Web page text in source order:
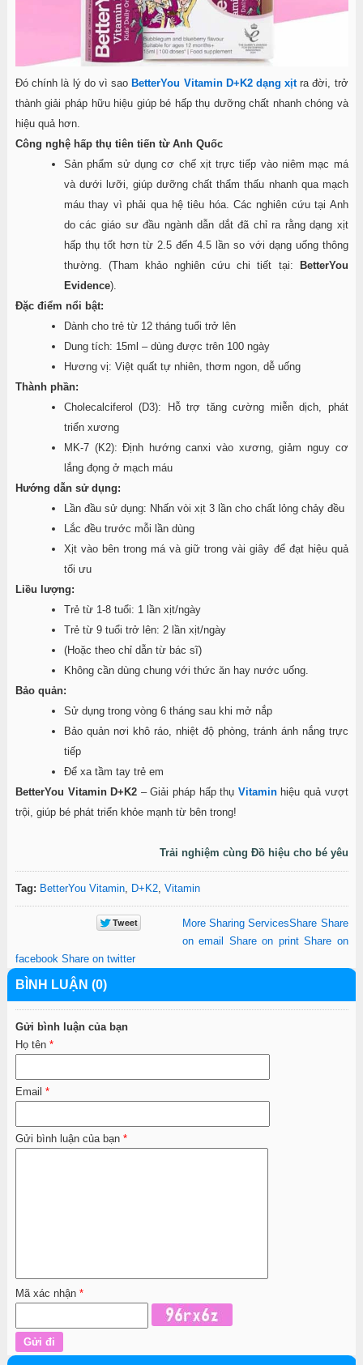
Đó chính là lý do vì saoBetterYou Vitamin D+K2 dạng xịtra đời, trở
thành giải pháp hữu hiệu giúp bé hấp thụ dưỡng chất nhanh chóng và
hiệu quả hơn.
Công nghệ hấp thụ tiên tiến từ Anh Quốc
Sản phẩm sử dụng cơ chế xịt trực tiếp vào niêm mạc má
và dưới lưỡi, giúp dưỡng chất thẩm thấu nhanh qua mạch
máu thay vì phải qua hệ tiêu hóa. Các nghiên cứu tại Anh
do các giáo sư đầu ngành dẫn dắt đã chỉ ra rằng dạng xịt
hấp thụ tốt hơn từ 2.5 đến 4.5 lần so với dạng uống thông
thường. (Tham khảo nghiên cứu chi tiết tại: BetterYou
Evidence).
Đặc điểm nổi bật:
Dành cho trẻ từ 12 tháng tuổi trở lên
Dung tích: 15ml – dùng được trên 100 ngày
Hương vị: Việt quất tự nhiên, thơm ngon, dễ uống
Thành phần:
Cholecalciferol (D3): Hỗ trợ tăng cường miễn dịch, phát
triển xương
MK-7 (K2): Định hướng canxi vào xương, giảm nguy cơ
lắng đọng ở mạch máu
Hướng dẫn sử dụng:
Lần đầu sử dụng: Nhấn vòi xịt 3 lần cho chất lỏng chảy đều
Lắc đều trước mỗi lần dùng
Xịt vào bên trong má và giữ trong vài giây để đạt hiệu quả
tối ưu
Liều lượng:
Trẻ từ 1-8 tuổi: 1 lần xịt/ngày
Trẻ từ 9 tuổi trở lên: 2 lần xịt/ngày
(Hoặc theo chỉ dẫn từ bác sĩ)
Không cần dùng chung với thức ăn hay nước uống.
Bảo quản:
Sử dụng trong vòng 6 tháng sau khi mở nắp
Bảo quản nơi khô ráo, nhiệt độ phòng, tránh ánh nắng trực
tiếp
Để xa tầm tay trẻ em
BetterYou Vitamin D+K2 – Giải pháp hấp thụ Vitaminhiệu quả vượt
trội, giúp bé phát triển khỏe mạnh từ bên trong!
Trải nghiệm cùng Đồ hiệu cho bé yêu
Tag: BetterYou Vitamin, D+K2, Vitamin
More Sharing ServicesShare Share
on email Share on print Share on
facebook Share on twitter
BÌNH LUẬN (0)
Gửi bình luận của bạn
Họ tên *
Email *
Gửi bình luận của bạn *
Mã xác nhận *